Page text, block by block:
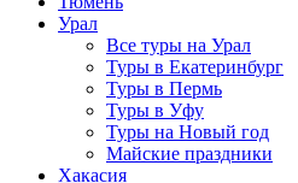
Урал
Все туры на Урал
Туры в Екатеринбург
Туры в Пермь
Туры в Уфу
Туры на Новый год
Майские праздники
Хакасия